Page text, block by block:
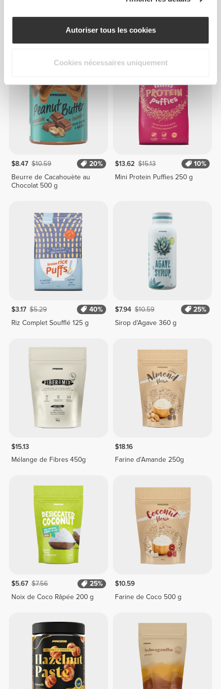
Autoriser tous les cookies
Cookies nécessaires uniquement
$20.44 $22.71
10%
Super D-Tox 150 g
$3.62 $6.04
40%
Beurre de Cacahouète au
$8.47 $10.59
20%
Beurre de Cacahouète au
Chocolat 500 g
$13.62 $15.13
10%
Mini Protein Puffies 250 g
$3.17 $5.29
40%
Riz Complet Soufflé 125 g
$7.94 $10.59
25%
Sirop d'Agave 360 g
$15.13
Mélange de Fibres 450g
$18.16
Farine d'Amande 250g
$5.67 $7.56
25%
Noix de Coco Râpée 200 g
$10.59
Farine de Coco 500 g